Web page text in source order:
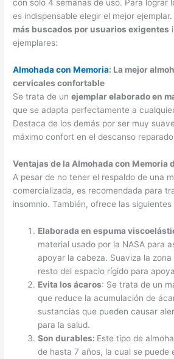
con solo 4 semanas de uso. Para lograr
es indispensable elegir el mejor ejemplar.
más buscados por usuarios exigentes
ejemplares:
Almohada con Memoria: La mejor
cervicales confortable
Se trata de unejemplar elaborado en
que se adapta perfectamente a
Destaca de los demás por ser muy
máximo confort en el descanso
Ventajas de la Almohada con Memoria
A pesar de no tener el respaldo de una
comercializada, es recomendada para
insomnio. También, ofrece las
Elaborada en espuma
material usado por la NASA para
apoyar la cabeza. Suaviza la
resto del espacio rígido para
Evita los ácaros: Se trata de un
que reduce la acumulación de
sustancias que pueden causar
para la salud.
Son durables: Este tipo de
de hasta 7 años, la cual se puede